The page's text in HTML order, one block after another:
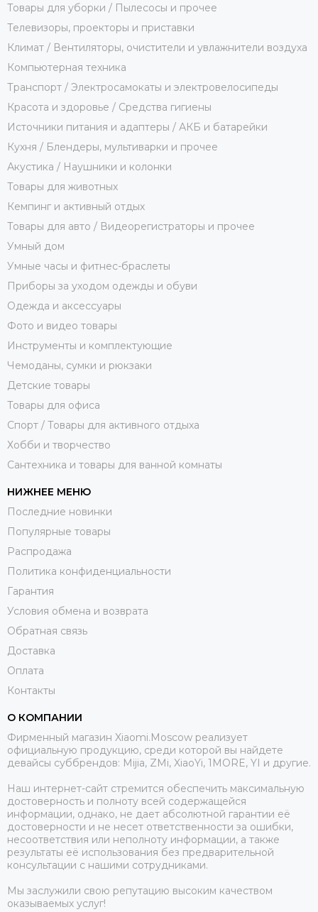
Товары для уборки / Пылесосы и прочее
Телевизоры, проекторы и приставки
Климат / Вентиляторы, очистители и увлажнители воздуха
Компьютерная техника
Транспорт / Электросамокаты и электровелосипеды
Красота и здоровье / Средства гигиены
Источники питания и адаптеры / АКБ и батарейки
Кухня / Блендеры, мультиварки и прочее
Акустика / Наушники и колонки
Товары для животных
Кемпинг и активный отдых
Товары для авто / Видеорегистраторы и прочее
Умный дом
Умные часы и фитнес-браслеты
Приборы за уходом одежды и обуви
Одежда и аксессуары
Фото и видео товары
Инструменты и комплектующие
Чемоданы, сумки и рюкзаки
Детские товары
Товары для офиса
Спорт / Товары для активного отдыха
Хобби и творчество
Сантехника и товары для ванной комнаты
НИЖНЕЕ МЕНЮ
Последние новинки
Популярные товары
Распродажа
Политика конфиденциальности
Гарантия
Условия обмена и возврата
Обратная связь
Доставка
Оплата
Контакты
О КОМПАНИИ
Фирменный магазин Xiaomi.Moscow реализует
официальную продукцию, среди которой вы найдете
девайсы суббрендов: Mijia, ZMi, XiaoYi, 1MORE, YI и другие.
Наш интернет-сайт стремится обеспечить максимальную
достоверность и полноту всей содержащейся
информации, однако, не дает абсолютной гарантии её
достоверности и не несет ответственности за ошибки,
несоответствия или неполноту информации, а также
результаты её использования без предварительной
консультации с нашими сотрудниками.
Мы заслужили свою репутацию высоким качеством
оказываемых услуг!